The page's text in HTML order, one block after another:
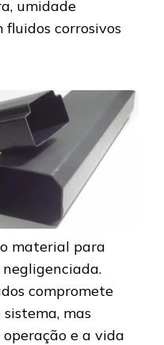
umidade
corrosivos
material para
compromete
mas
e a vida